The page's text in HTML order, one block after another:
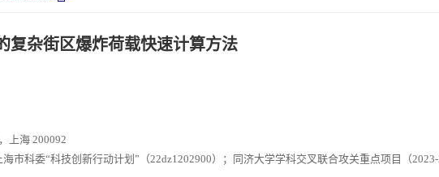
复杂街区爆炸荷载快速计算方法
上海 200092
市科委“科技创新行动计划”（22dz1202900）；同济大学学科交叉联合攻关重点项目（